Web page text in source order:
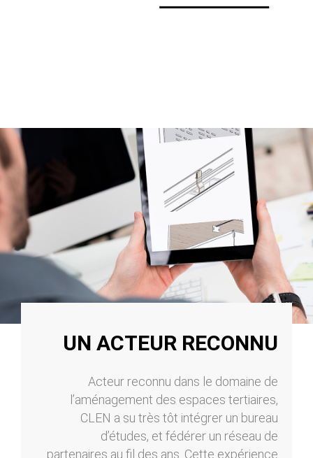
UN ACTEUR RECONNU
Acteur reconnu dans le domaine de
l’aménagement des espaces tertiaires,
CLEN a su très tôt intégrer un bureau
d’études, et fédérer un réseau de
partenaires au fil des ans. Cette expérience